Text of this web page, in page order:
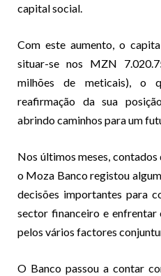
capital social.
Com este aumento, o
situar-se nos MZN
milhões de meticais), o
reafirmação da sua
abrindo caminhos para um
Nos últimos meses, contados
o Moza Banco registou
decisões importantes para
sector financeiro e enfrentar
pelos vários factores
O Banco passou a contar